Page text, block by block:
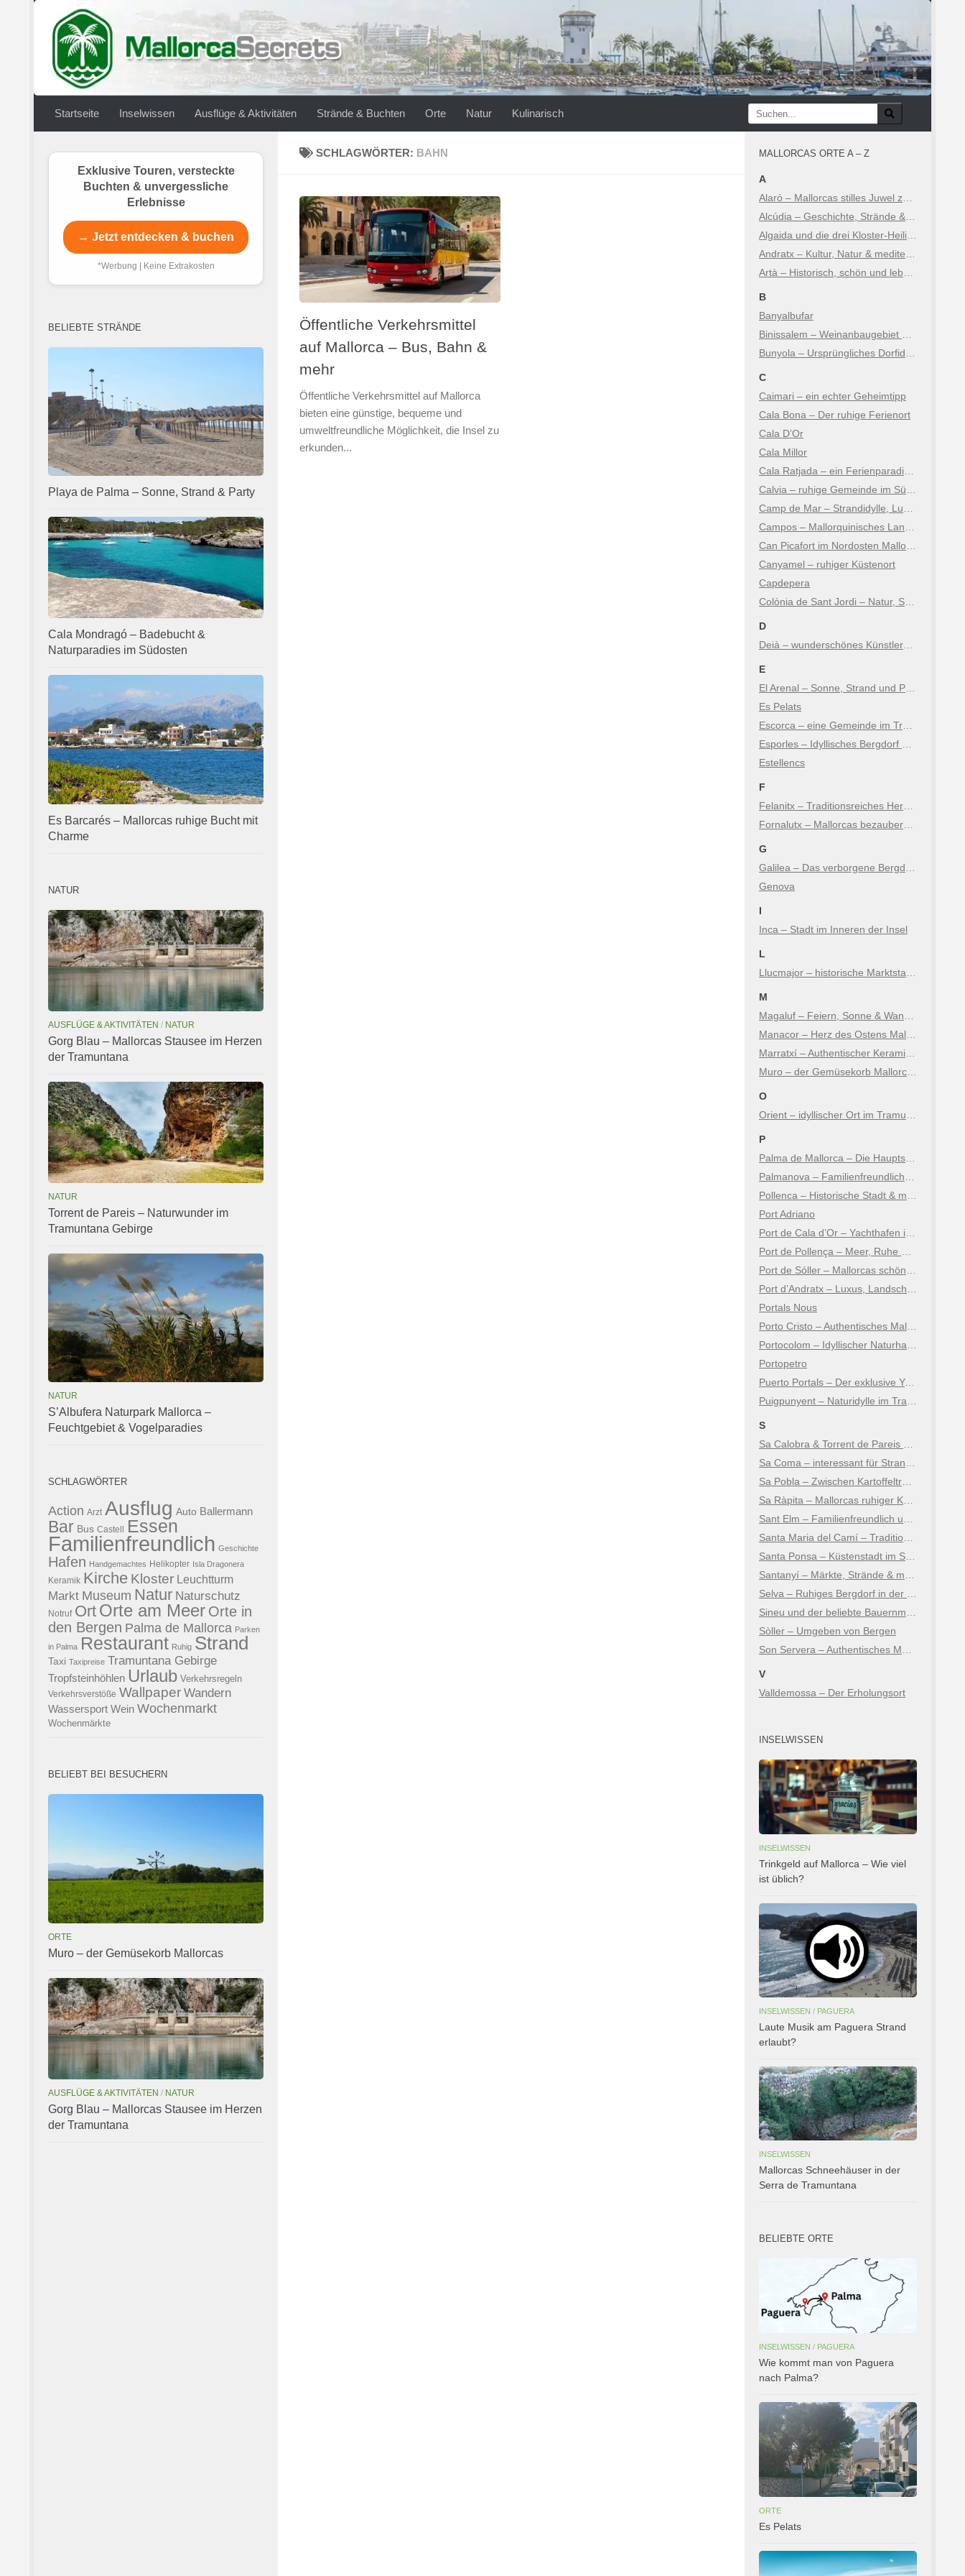
Zum Inhalt springen
Startseite Inselwissen Ausflüge & Aktivitäten Strände & Buchten Orte Natur Kulinarisch
SCHLAGWÖRTER: BAHN
Öffentliche Verkehrsmittel
auf Mallorca – Bus, Bahn &
mehr
Öffentliche Verkehrsmittel auf Mallorca
bieten eine günstige, bequeme und
umweltfreundliche Möglichkeit, die Insel zu
erkunden...
Exklusive Touren, versteckte
Buchten & unvergessliche
Erlebnisse
→ Jetzt entdecken & buchen
*Werbung | Keine Extrakosten
BELIEBTE STRÄNDE
Playa de Palma – Sonne, Strand & Party
Cala Mondragó – Badebucht &
Naturparadies im Südosten
Es Barcarés – Mallorcas ruhige Bucht mit
Charme
NATUR
AUSFLÜGE & AKTIVITÄTEN / NATUR
Gorg Blau – Mallorcas Stausee im Herzen
der Tramuntana
NATUR
Torrent de Pareis – Naturwunder im
Tramuntana Gebirge
NATUR
S’Albufera Naturpark Mallorca –
Feuchtgebiet & Vogelparadies
SCHLAGWÖRTER
Action Arzt Ausflug Auto Ballermann
Bar Bus Castell Essen
Familienfreundlich Geschichte
Hafen Handgemachtes Helikopter Isla Dragonera
Keramik Kirche Kloster Leuchtturm
Markt Museum Natur Naturschutz
Notruf Ort Orte am Meer Orte in
den Bergen Palma de Mallorca Parken
in Palma Restaurant Ruhig Strand
Taxi Taxipreise Tramuntana Gebirge
Tropfsteinhöhlen Urlaub Verkehrsregeln
Verkehrsverstöße Wallpaper Wandern
Wassersport Wein Wochenmarkt
Wochenmärkte
BELIEBT BEI BESUCHERN
ORTE
Muro – der Gemüsekorb Mallorcas
AUSFLÜGE & AKTIVITÄTEN / NATUR
Gorg Blau – Mallorcas Stausee im Herzen
der Tramuntana
MALLORCAS ORTE A – Z
A
B
Banyalbufar
C
Caimari – ein echter Geheimtipp
Cala Bona – Der ruhige Ferienort
Cala D’Or
Cala Millor
Canyamel – ruhiger Küstenort
Capdepera
D
E
Es Pelats
Estellencs
F
G
Genova
I
Inca – Stadt im Inneren der Insel
L
M
O
P
Port Adriano
Portals Nous
Portopetro
Puerto Portals – Der exklusive Yachthafen
S
Sòller – Umgeben von Bergen
V
Valldemossa – Der Erholungsort
INSELWISSEN
INSELWISSEN
Trinkgeld auf Mallorca – Wie viel
ist üblich?
INSELWISSEN / PAGUERA
Laute Musik am Paguera Strand
erlaubt?
INSELWISSEN
Mallorcas Schneehäuser in der
Serra de Tramuntana
BELIEBTE ORTE
INSELWISSEN / PAGUERA
Wie kommt man von Paguera
nach Palma?
ORTE
Es Pelats